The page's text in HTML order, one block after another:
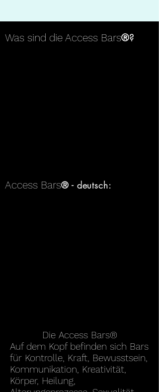
Was sind die Access Bars®?
Access Bars® - deutsch:
Die Access Bars®
Auf dem Kopf befinden sich Bars
für Kontrolle, Kraft, Bewusstsein,
Kommunikation, Kreativität,
Körper, Heilung,